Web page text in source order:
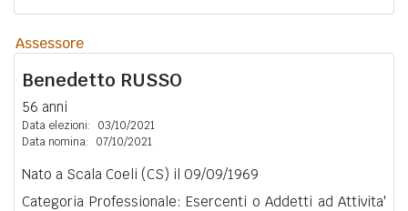
Assessore
Benedetto RUSSO
56 anni
Data elezioni:
03/10/2021
Data nomina:
07/10/2021
Nato a Scala Coeli (CS) il 09/09/1969
Categoria Professionale: Esercenti o Addetti ad Attivita'